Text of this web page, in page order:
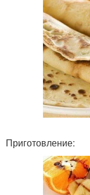
Приготовление: